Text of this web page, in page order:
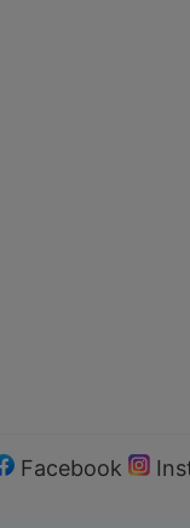
Facebook